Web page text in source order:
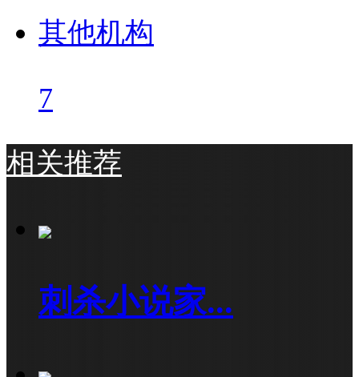
其他机构
7
相关推荐
刺杀小说家...